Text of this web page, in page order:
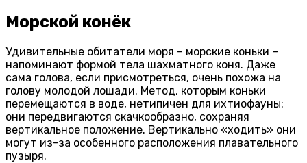
Морской конёк
Удивительные обитатели моря – морские коньки –
напоминают формой тела шахматного коня. Даже
сама голова, если присмотреться, очень похожа на
голову молодой лошади. Метод, которым коньки
перемещаются в воде, нетипичен для ихтиофауны:
они передвигаются скачкообразно, сохраняя
вертикальное положение. Вертикально «ходить» они
могут из-за особенного расположения плавательного
пузыря.